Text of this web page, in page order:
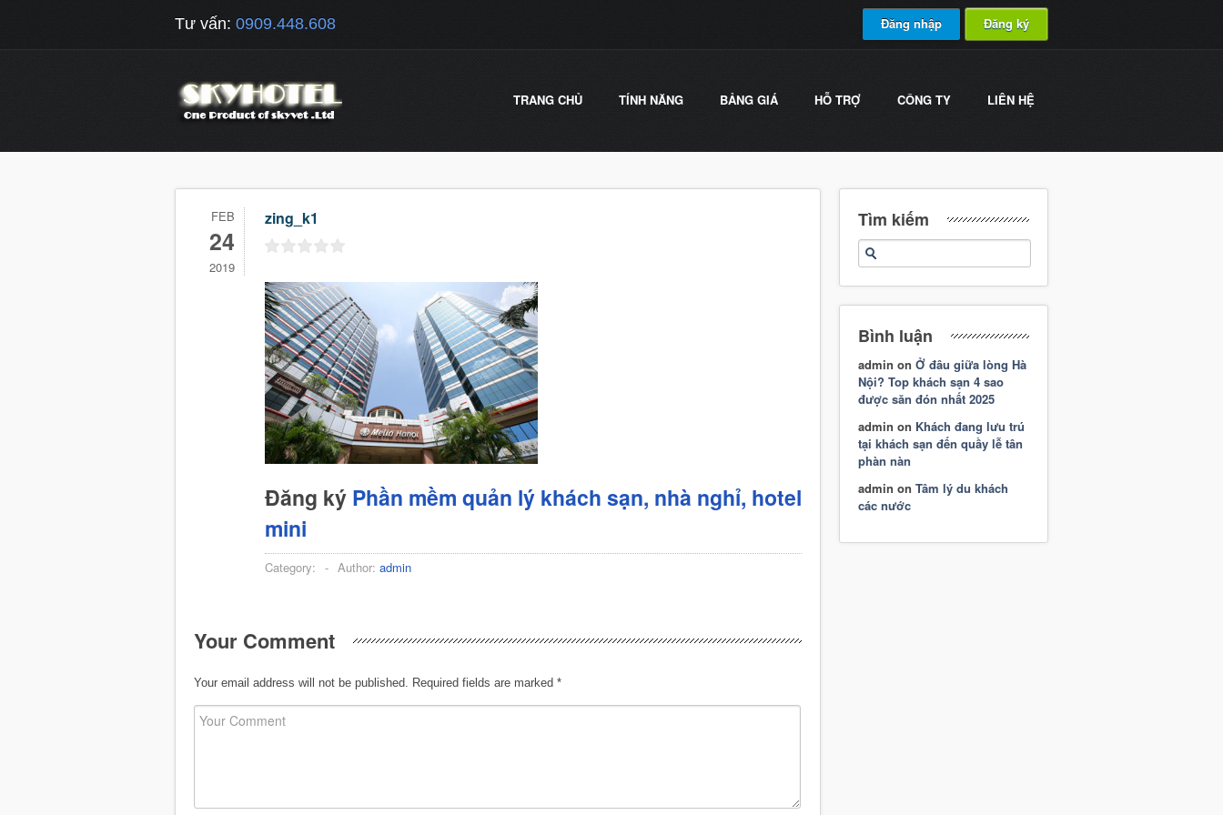
Tư vấn: 0909.448.608 Đăng nhập Đăng ký
TRANG CHỦ TÍNH NĂNG BẢNG GIÁ HỖ TRỢ CÔNG TY LIÊN HỆ
FEB
24
2019
zing_k1
Đăng ký Phần mềm quản lý khách sạn, nhà nghỉ, hotel
mini
Category: - Author: admin
Your Comment
Your email address will not be published. Required fields are marked *
Tìm kiếm
Bình luận
admin on Ở đâu giữa lòng Hà
Nội? Top khách sạn 4 sao
được săn đón nhất 2025
admin on Khách đang lưu trú
tại khách sạn đến quầy lễ tân
phàn nàn
admin on Tâm lý du khách
các nước